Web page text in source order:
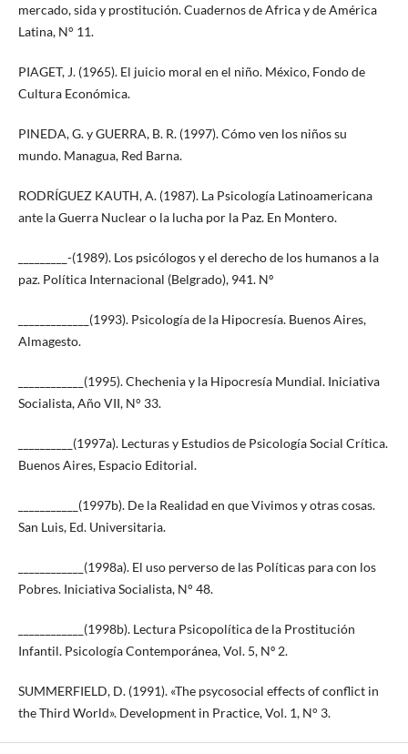
mercado, sida y prostitución. Cuadernos de Africa y de América
Latina, N° 11.
PIAGET, J. (1965). El juicio moral en el niño. México, Fondo de
Cultura Económica.
PINEDA, G. y GUERRA, B. R. (1997). Cómo ven los niños su
mundo. Managua, Red Barna.
RODRÍGUEZ KAUTH, A. (1987). La Psicología Latinoamericana
ante la Guerra Nuclear o la lucha por la Paz. En Montero.
_________-(1989). Los psicólogos y el derecho de los humanos a la
paz. Política Internacional (Belgrado), 941. Nº
_____________(1993). Psicología de la Hipocresía. Buenos Aires,
Almagesto.
____________(1995). Chechenia y la Hipocresía Mundial. Iniciativa
Socialista, Año VII, N° 33.
__________(1997a). Lecturas y Estudios de Psicología Social Crítica.
Buenos Aires, Espacio Editorial.
___________(1997b). De la Realidad en que Vivimos y otras cosas.
San Luis, Ed. Universitaria.
____________(1998a). El uso perverso de las Políticas para con los
Pobres. Iniciativa Socialista, N° 48.
____________(1998b). Lectura Psicopolítica de la Prostitución
Infantil. Psicología Contemporánea, Vol. 5, Nº 2.
SUMMERFIELD, D. (1991). «The psycosocial effects of conflict in
the Third World». Development in Practice, Vol. 1, N° 3.